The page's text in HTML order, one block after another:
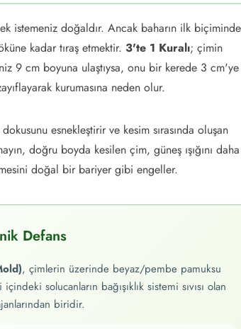
istemeniz doğaldır. Ancak baharın ilk biçiminde
kadar tıraş etmektir. 3'te 1 Kuralı; çimin
9 cm boyuna ulaştıysa, onu bir kerede 3 cm'ye
kurumasına neden olur.
esnekleştirir ve kesim sırasında oluşan
doğru boyda kesilen çim, güneş ışığını
doğal bir bariyer gibi engeller.
Defans
, çimlerin üzerinde beyaz/pembe pamuksu
solucanların bağışıklık sistemi sıvısı olan
biridir.